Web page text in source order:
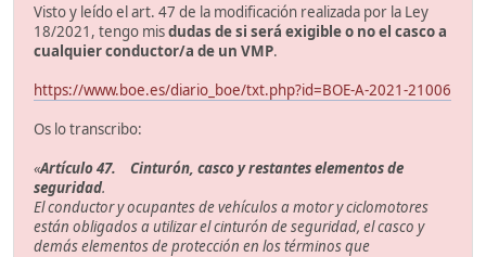
Visto y leído el art. 47 de la modificación realizada por la Ley
18/2021, tengo misdudas de si será exigible o no el casco a
cualquier conductor/a de un VMP.
https://www.boe.es/diario_boe/txt.php?id=BOE-A-2021-21006
Os lo transcribo:
«Artículo 47. Cinturón, casco y restantes elementos de
seguridad.
El conductor y ocupantes de vehículos a motor y ciclomotores
están obligados a utilizar el cinturón de seguridad, el casco y
demás elementos de protección en los términos que